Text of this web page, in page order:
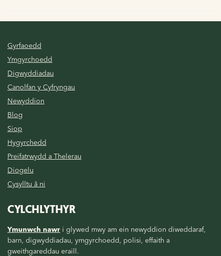
Gyrfaoedd
Ymgyrchoedd
Digwyddiadau
Canolfan y Cyfryngau
Newyddion
Blog
Siop
Hygyrchedd
Preifatrwydd a Thelerau
Diogelu
Cysylltu â ni
CYLCHLYTHYR
Ymunwch nawr i glywed mwy am ein newyddion diweddaraf,
barn, digwyddiadau, ymgyrchoedd, polisi, effaith a
gweithgareddau eraill.